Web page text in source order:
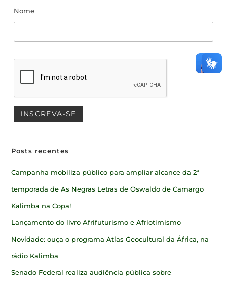
Nome
Posts recentes
Campanha mobiliza público para ampliar alcance da 2ª
temporada de As Negras Letras de Oswaldo de Camargo
Kalimba na Copa!
Lançamento do livro Afrifuturismo e Afriotimismo
Novidade: ouça o programa Atlas Geocultural da África, na
rádio Kalimba
Senado Federal realiza audiência pública sobre